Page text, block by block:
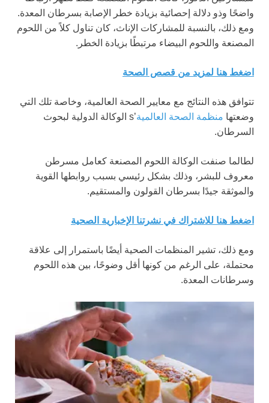
واضحًا وذو دلالة إحصائية بزيادة خطر الإصابة بسرطان المعدة.
ومع ذلك، بالنسبة للمشاركات الإناث، كان تناول كلاً من اللحوم
المصنعة واللحوم البيضاء مرتبطًا بزيادة الخطر.
اضغط هنا لمزيد من قصص الصحة
تتوافق هذه النتائج مع معايير الصحة العالمية، وخاصة تلك التي
وضعتها منظمة الصحة العالمية
’s الوكالة الدولية لبحوث
السرطان.
لطالما صنفت الوكالة اللحوم المصنعة كعامل مسرطن
معروف للبشر، وذلك بشكل رئيسي بسبب روابطها القوية
والموثقة جيدًا بسرطان القولون والمستقيم.
اضغط هنا للاشتراك في نشرتنا الإخبارية الصحية
ومع ذلك، تشير المنظمات الصحية أيضًا باستمرار إلى علاقة
محتملة، على الرغم من كونها أقل وضوحًا، بين هذه اللحوم
وسرطانات المعدة.